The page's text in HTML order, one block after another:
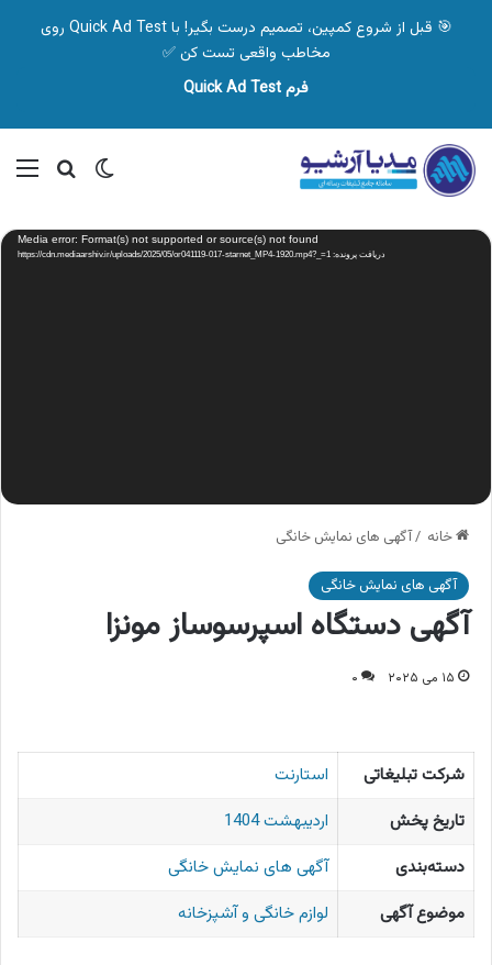
🎯 قبل از شروع کمپین، تصمیم درست بگیر! با Quick Ad Test روی
مخاطب واقعی تست کن ✅
فرم Quick Ad Test
تغییر پوسته
نمایشگر
ویدیو Media error: Format(s) not supported or source(s) not found
دریافت پرونده: https://cdn.mediaarshiv.ir/uploads/2025/05/or041119-017-starnet_MP4-1920.mp4?_=1
خانه /آگهی های نمایش خانگی
آگهی های نمایش خانگی
آگهی دستگاه اسپرسوساز مونزا
۱۵ می ۲۰۲۵ ۰
شرکت تبلیغاتی
استارنت
تاریخ پخش
اردیبهشت 1404
دسته‌بندی
آگهی های نمایش خانگی
موضوع آگهی
لوازم خانگی و آشپزخانه